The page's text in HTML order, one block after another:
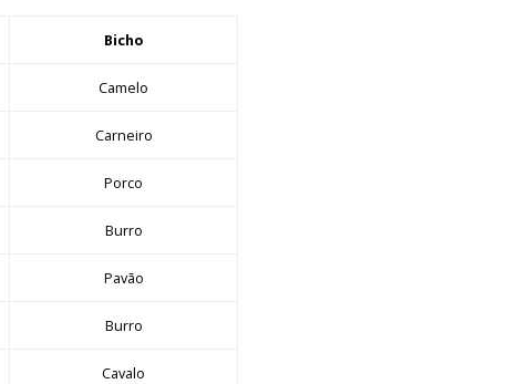
Bicho
Camelo
Carneiro
Porco
Burro
Pavão
Burro
Cavalo